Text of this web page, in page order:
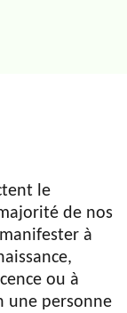
le
de nos
à
ou à
une personne